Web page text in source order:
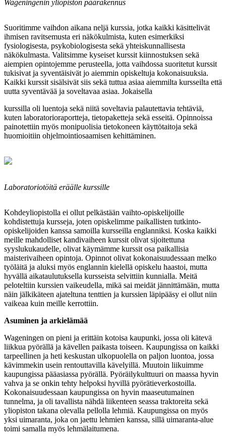
Wageningenin yliopiston päärakennus
Suoritimme vaihdon aikana neljä kurssia, jotka kaikki käsittelivät
ihmisen ravitsemusta eri näkökulmista, kuten esimerkiksi
fysiologisesta, psykobiologisesta sekä yhteiskunnallisesta
näkökulmasta. Valitsimme kyseiset kurssit kiinnostuksen sekä
aiempien opintojemme perusteella, jotta vaihdossa suoritetut kurssit
tukisivat ja syventäisivät jo aiemmin opiskeltuja kokonaisuuksia.
Kaikki kurssit sisälsivät siis sekä tuttua asiaa aiemmilta kursseilta että
uutta syventävää ja soveltavaa asiaa. Jokaisella
kurssilla oli luentoja sekä niitä soveltavia palautettavia tehtäviä,
kuten laboratorioraportteja, tietopaketteja sekä esseitä. Opinnoissa
painotettiin myös monipuolisia tietokoneen käyttötaitoja sekä
huomioitiin ohjelmointiosaamisen kehittäminen.
Laboratoriotöitä eräälle kurssille
Kohdeyliopistolla ei ollut pelkästään vaihto-opiskelijoille
kohdistettuja kursseja, joten opiskelimme paikallisten tutkinto-
opiskelijoiden kanssa samoilla kursseilla englanniksi. Koska kaikki
meille mahdolliset kandivaiheen kurssit olivat sijoitettuna
syyslukukaudelle, olivat käymämme kurssit osa paikallisia
maisterivaiheen opintoja. Opinnot olivat kokonaisuudessaan melko
työläitä ja aluksi myös englannin kielellä opiskelu haastoi, mutta
hyvällä aikataulutuksella kursseista selvittiin kunnialla. Meitä
peloteltiin kurssien vaikeudella, mikä sai meidät jännittämään, mutta
näin jälkikäteen ajateltuna tenttien ja kurssien läpipääsy ei ollut niin
vaikeaa kuin meille kerrottiin.
Asuminen ja arkielämää
Wageningen on pieni ja erittäin kotoisa kaupunki, jossa oli kätevä
liikkua pyörällä ja kävellen paikasta toiseen. Kaupungissa on kaikki
tarpeellinen ja heti keskustan ulkopuolella on paljon luontoa, jossa
kävimmekin usein rentouttavilla kävelyillä. Muutoin liikuimme
kaupungissa pääasiassa pyörällä. Pyöräilykulttuuri on maassa hyvin
vahva ja se onkin tehty helpoksi hyvillä pyörätieverkostoilla.
Kokonaisuudessaan kaupungissa on hyvin maaseutumainen
tunnelma, ja oli tavallista nähdä liikenteen seassa traktoreita sekä
yliopiston takana olevalla pellolla lehmiä. Kaupungissa on myös
yksi uimaranta, joka on jaettu lehmien kanssa, sillä uimaranta-alue
toimi samalla myös lehmälaitumena.